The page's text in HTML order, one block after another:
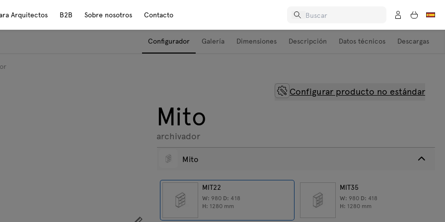
Arquitectos B2B Sobre nosotros Contacto
Configurador Galería Dimensiones Descripción Datos técnicos Descargas
Configurar producto no estándar
archivador
Mito
Mito
MIT22
W: 980 D: 418
H: 1280 mm
MIT35
W: 980 D: 418
H: 1280 mm